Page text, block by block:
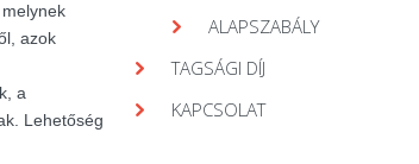
azok
a
Lehetőség
ALAPSZABÁLY
TAGSÁGI DÍJ
KAPCSOLAT